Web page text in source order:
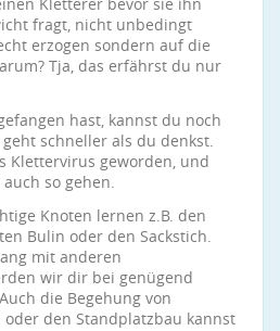
fragt, nicht unbedingt
erzogen sondern auf die
Tja, das erfährst du nur
hast, kannst du noch
schneller als du denkst.
Klettervirus geworden, und
so gehen.
Knoten lernen z.B. den
Bulin oder den Sackstich.
mit anderen
wir dir bei genügend
die Begehung von
den Standplatzbau kannst